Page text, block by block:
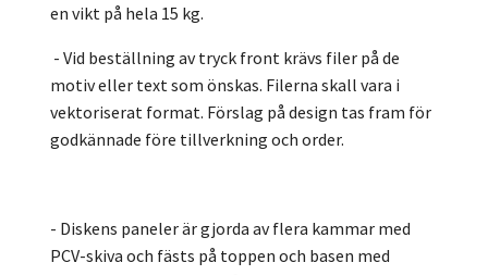
en vikt på hela 15 kg.
- Vid beställning av tryck front krävs filer på de
motiv eller text som önskas. Filerna skall vara i
vektoriserat format. Förslag på design tas fram för
godkännade före tillverkning och order.
- Diskens paneler är gjorda av flera kammar med
PCV-skiva och fästs på toppen och basen med